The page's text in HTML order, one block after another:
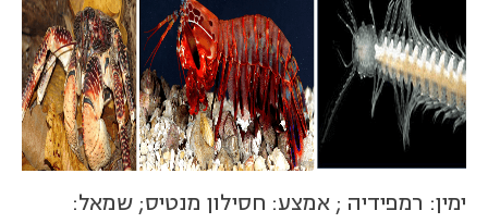
ימין: רמפידיה ; אמצע: חסילון מנטיס; שמאל: